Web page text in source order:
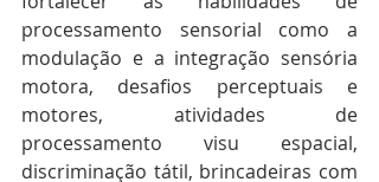
processamento sensorial como a
modulação e a integração sensória
motora, desafios perceptuais e
motores, atividades de
processamento visu espacial,
discriminação tátil, brincadeiras com